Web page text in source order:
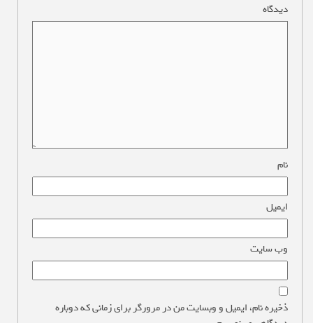
دیدگاه
نام
ایمیل
وب‌ سایت
ذخیره نام، ایمیل و وبسایت من در مرورگر برای زمانی که دوباره